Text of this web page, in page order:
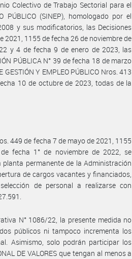
Colectivo de Trabajo Sectorial para el
PÚBLICO (SINEP), homologado por el
y sus modificatorios, las Decisiones
1155 de fecha 26 de noviembre de
y 4 de fecha 9 de enero de 2023, las
PÚBLICA N° 39 de fecha 18 de marzo
Y EMPLEO PÚBLICO Nros. 413
10 de octubre de 2023, todas de la
449 de fecha 7 de mayo de 2021, 1155
fecha 1° de noviembre de 2022, se
permanente de la Administración
de cargos vacantes y financiados,
de personal a realizarse con
N° 1086/22, la presente medida no
públicos ni tampoco incrementa los
Asimismo, solo podrán participar los
DE VALORES que tengan al menos a